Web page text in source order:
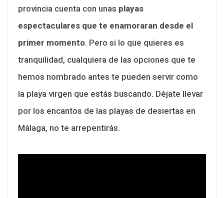
provincia cuenta con unas playas
espectaculares que te enamoraran desde el
primer momento. Pero si lo que quieres es
tranquilidad, cualquiera de las opciones que te
hemos nombrado antes te pueden servir como
la playa virgen que estás buscando. Déjate llevar
por los encantos de las playas de desiertas en
Málaga, no te arrepentirás.